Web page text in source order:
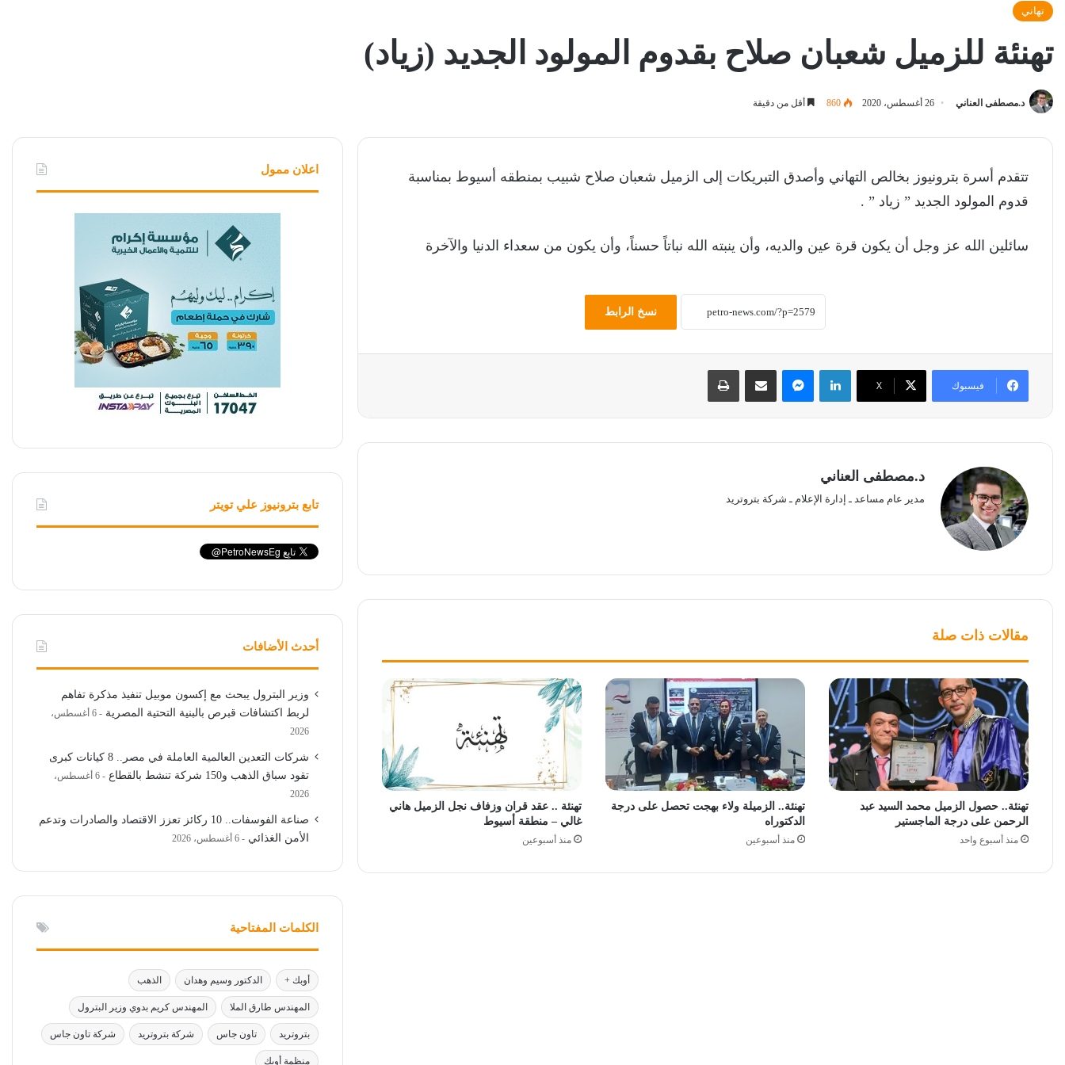
تهاني
تهنئة للزميل شعبان صلاح بقدوم المولود الجديد (زياد)
د.مصطفى العناني 26 أغسطس، 2020 860 أقل من دقيقة
تتقدم أسرة بترونيوز بخالص التهاني وأصدق التبريكات إلى الزميل شعبان صلاح شبيب بمنطقه أسيوط بمناسبة
قدوم المولود الجديد ” زياد ” .
سائلين الله عز وجل أن يكون قرة عين والديه، وأن ينبته الله نباتاً حسناً، وأن يكون من سعداء الدنيا والآخرة
نسخ الرابط
فيسبوك ‫X
لينكدإن ماسنجر مشاركة عبر البريد طباعة
د.مصطفى العناني
مدير عام مساعد ـ إدارة الإعلام ـ شركة بتروتريد
مقالات ذات صلة
تهنئة.. حصول الزميل محمد السيد عبد
الرحمن على درجة الماجستير
منذ أسبوع واحد
تهنئة.. الزميلة ولاء بهجت تحصل على درجة
الدكتوراه
منذ أسبوعين
تهنئة .. عقد قران وزفاف نجل الزميل هاني
غالي – منطقة أسيوط
منذ أسبوعين
اعلان ممول
تابع بترونيوز علي تويتر
أحدث الأضافات
وزير البترول يبحث مع إكسون موبيل تنفيذ مذكرة تفاهم
لربط اكتشافات قبرص بالبنية التحتية المصرية
6 أغسطس،
2026
شركات التعدين العالمية العاملة في مصر.. 8 كيانات كبرى
تقود سباق الذهب و150 شركة تنشط بالقطاع
6 أغسطس،
2026
صناعة الفوسفات.. 10 ركائز تعزز الاقتصاد والصادرات وتدعم
الأمن الغذائي
6 أغسطس، 2026
الكلمات المفتاحية
أوبك + الدكتور وسيم وهدان الذهب
المهندس طارق الملا المهندس كريم بدوي وزير البترول
بتروتريد تاون جاس شركة بتروتريد شركة تاون جاس
منظمة أوبك